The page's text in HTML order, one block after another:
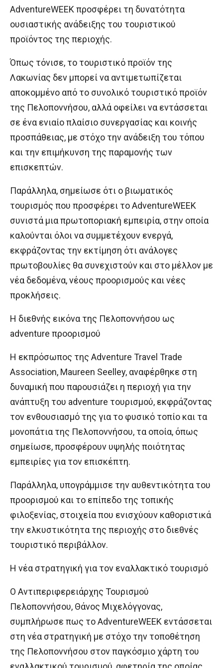
AdventureWEEK προσφέρει τη δυνατότητα
ουσιαστικής ανάδειξης του τουριστικού
προϊόντος της περιοχής.
Όπως τόνισε, το τουριστικό προϊόν της
Λακωνίας δεν μπορεί να αντιμετωπίζεται
αποκομμένο από το συνολικό τουριστικό προϊόν
της Πελοποννήσου, αλλά οφείλει να εντάσσεται
σε ένα ενιαίο πλαίσιο συνεργασίας και κοινής
προσπάθειας, με στόχο την ανάδειξη του τόπου
και την επιμήκυνση της παραμονής των
επισκεπτών.
Παράλληλα, σημείωσε ότι ο βιωματικός
τουρισμός που προσφέρει το AdventureWEEK
συνιστά μια πρωτοποριακή εμπειρία, στην οποία
καλούνται όλοι να συμμετέχουν ενεργά,
εκφράζοντας την εκτίμηση ότι ανάλογες
πρωτοβουλίες θα συνεχιστούν και στο μέλλον με
νέα δεδομένα, νέους προορισμούς και νέες
προκλήσεις.
Η διεθνής εικόνα της Πελοποννήσου ως
adventure προορισμού
Η εκπρόσωπος της Adventure Travel Trade
Association, Maureen Seelley, αναφέρθηκε στη
δυναμική που παρουσιάζει η περιοχή για την
ανάπτυξη του adventure τουρισμού, εκφράζοντας
τον ενθουσιασμό της για το φυσικό τοπίο και τα
μονοπάτια της Πελοποννήσου, τα οποία, όπως
σημείωσε, προσφέρουν υψηλής ποιότητας
εμπειρίες για τον επισκέπτη.
Παράλληλα, υπογράμμισε την αυθεντικότητα του
προορισμού και το επίπεδο της τοπικής
φιλοξενίας, στοιχεία που ενισχύουν καθοριστικά
την ελκυστικότητα της περιοχής στο διεθνές
τουριστικό περιβάλλον.
Η νέα στρατηγική για τον εναλλακτικό τουρισμό
Ο Αντιπεριφερειάρχης Τουρισμού
Πελοποννήσου, Θάνος Μιχελόγγονας,
συμπλήρωσε πως το AdventureWEEK εντάσσεται
στη νέα στρατηγική με στόχο την τοποθέτηση
της Πελοποννήσου στον παγκόσμιο χάρτη του